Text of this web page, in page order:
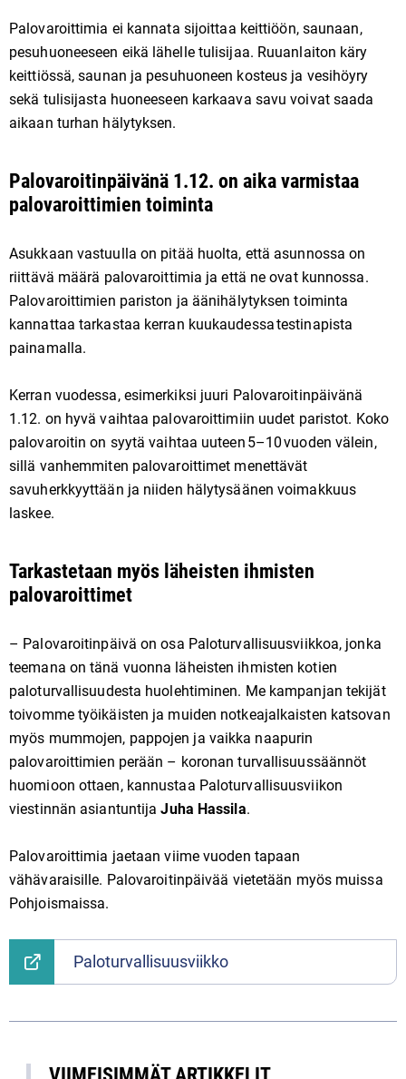
Palovaroittimia ei kannata sijoittaa keittiöön, saunaan,
pesuhuoneeseen eikä lähelle tulisijaa. Ruuanlaiton käry
keittiössä, saunan ja pesuhuoneen kosteus ja vesihöyry
sekä tulisijasta huoneeseen karkaava savu voivat saada
aikaan turhan hälytyksen.
Palovaroitinpäivänä 1.12. on aika varmistaa
palovaroittimien toiminta
Asukkaan vastuulla on pitää huolta, että asunnossa on
riittävä määrä palovaroittimia ja että ne ovat kunnossa.
Palovaroittimien pariston ja äänihälytyksen toiminta
kannattaa tarkastaa kerran kuukaudessa testinapista
painamalla.
Kerran vuodessa, esimerkiksi juuri Palovaroitinpäivänä
1.12. on hyvä vaihtaa palovaroittimiin uudet paristot. Koko
palovaroitin on syytä vaihtaa uuteen 5–10 vuoden välein,
sillä vanhemmiten palovaroittimet menettävät
savuherkkyyttään ja niiden hälytysäänen voimakkuus
laskee.
Tarkastetaan myös läheisten ihmisten
palovaroittimet
– Palovaroitinpäivä on osa Paloturvallisuusviikkoa, jonka
teemana on tänä vuonna läheisten ihmisten kotien
paloturvallisuudesta huolehtiminen. Me kampanjan tekijät
toivomme työikäisten ja muiden notkeajalkaisten katsovan
myös mummojen, pappojen ja vaikka naapurin
palovaroittimien perään – koronan turvallisuussäännöt
huomioon ottaen, kannustaa Paloturvallisuusviikon
viestinnän asiantuntijaJuha Hassila.
Palovaroittimia jaetaan viime vuoden tapaan
vähävaraisille. Palovaroitinpäivää vietetään myös muissa
Pohjoismaissa.
Paloturvallisuusviikko